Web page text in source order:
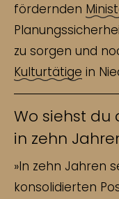
fördernden
zu sorgen und
Kulturtätige in
Wo siehst du
in zehn
»In zehn Jahren
konsolidierten